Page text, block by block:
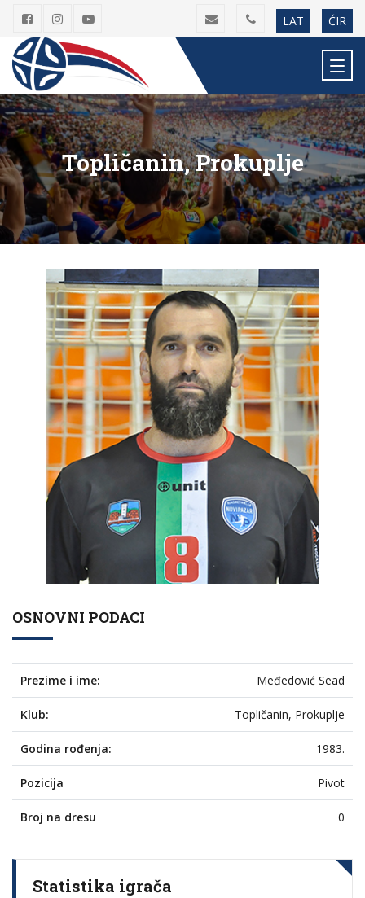
LAT ĆIR
Topličanin, Prokuplje
OSNOVNI PODACI
Prezime i ime: Međedović Sead
Klub: Topličanin, Prokuplje
Godina rođenja: 1983.
Pozicija Pivot
Broj na dresu 0
Statistika igrača